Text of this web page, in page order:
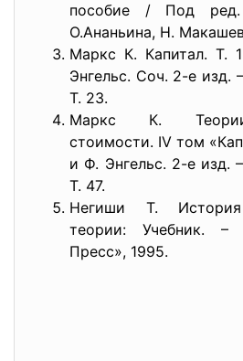
пособие / Под
О.Ананьина, Н.
Маркс К. Капитал.
Энгельс. Соч. 2-е изд.
Т. 23.
Маркс К. Теории
стоимости. IV том
и Ф. Энгельс. 2-е изд.
Т. 47.
Негиши Т. История
теории: Учебник.
Пресс», 1995.